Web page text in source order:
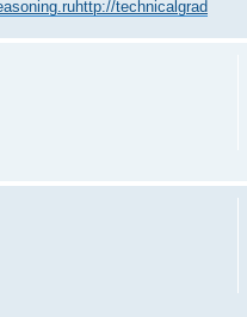
http://technicalgrade.ru